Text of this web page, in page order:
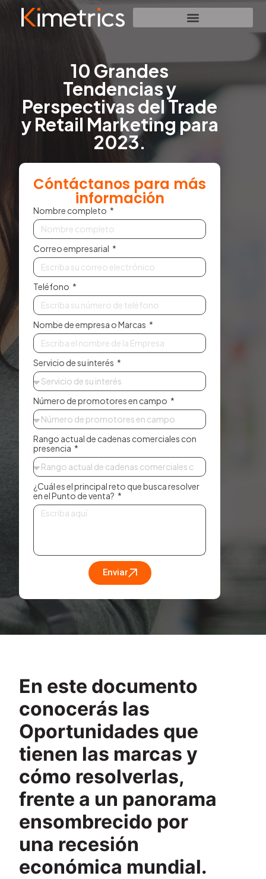
10 Grandes
Tendencias y
Perspectivas del Trade
y Retail Marketing para
2023.
Cóntáctanos para más
información
Nombre completo
Correo empresarial
Teléfono
Nombe de empresa o Marcas
Servicio de su interés
Número de promotores en campo
Rango actual de cadenas comerciales con
presencia
¿Cuál es el principal reto que busca resolver
en el Punto de venta?
Enviar
En este documento
conocerás las
Oportunidades que
tienen las marcas y
cómo resolverlas,
frente a un panorama
ensombrecido por
una recesión
económica mundial.